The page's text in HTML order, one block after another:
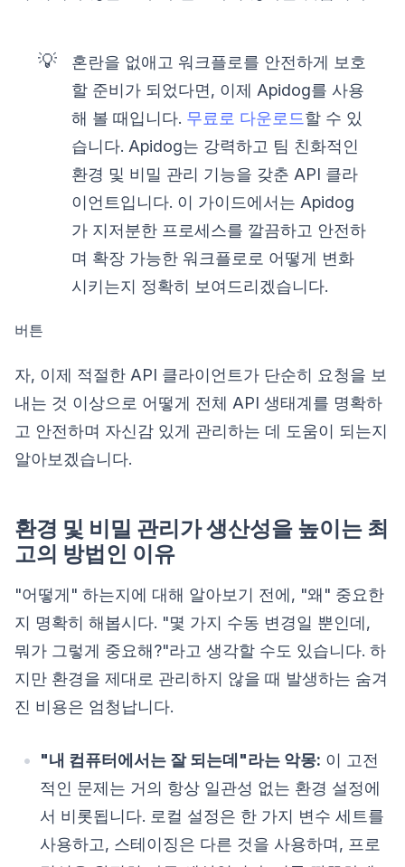
💡
혼란을 없애고 워크플로를 안전하게 보호
할 준비가 되었다면, 이제 Apidog를 사용
해 볼 때입니다. 무료로 다운로드할 수 있
습니다. Apidog는 강력하고 팀 친화적인
환경 및 비밀 관리 기능을 갖춘 API 클라
이언트입니다. 이 가이드에서는 Apidog
가 지저분한 프로세스를 깔끔하고 안전하
며 확장 가능한 워크플로로 어떻게 변화
시키는지 정확히 보여드리겠습니다.
버튼
자, 이제 적절한 API 클라이언트가 단순히 요청을 보
내는 것 이상으로 어떻게 전체 API 생태계를 명확하
고 안전하며 자신감 있게 관리하는 데 도움이 되는지
알아보겠습니다.
환경 및 비밀 관리가 생산성을 높이는 최
고의 방법인 이유
"어떻게" 하는지에 대해 알아보기 전에, "왜" 중요한
지 명확히 해봅시다. "몇 가지 수동 변경일 뿐인데,
뭐가 그렇게 중요해?"라고 생각할 수도 있습니다. 하
지만 환경을 제대로 관리하지 않을 때 발생하는 숨겨
진 비용은 엄청납니다.
"내 컴퓨터에서는 잘 되는데"라는 악몽: 이 고전
적인 문제는 거의 항상 일관성 없는 환경 설정에
서 비롯됩니다. 로컬 설정은 한 가지 변수 세트를
사용하고, 스테이징은 다른 것을 사용하며, 프로